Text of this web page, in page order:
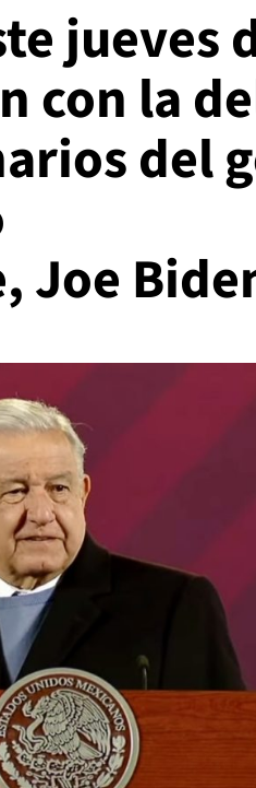
jueves
con la
del
Joe